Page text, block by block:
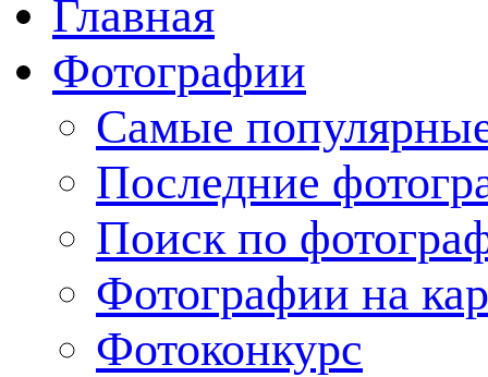
Главная
Фотографии
Cамые
Последние
Поиск по
Фотографии на
Фотоконкурс